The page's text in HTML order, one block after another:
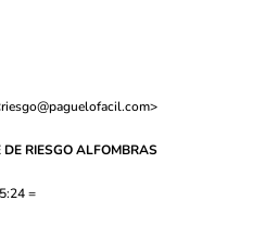
riesgo@paguelofacil.com>
DE RIESGO ALFOMBRAS
=